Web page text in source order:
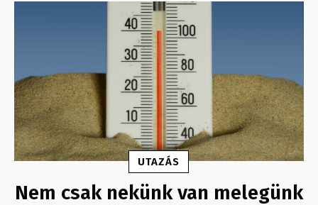
UTAZÁS
Nem csak nekünk van melegünk